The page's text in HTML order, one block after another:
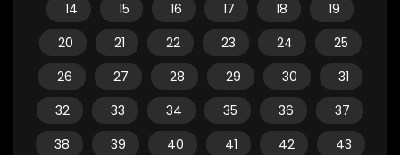
14
15 16 17 18
19
20
21 22 23 24
25
26
27 28 29 30
31
32
33 34 35 36
37
38
39 40 41 42
43